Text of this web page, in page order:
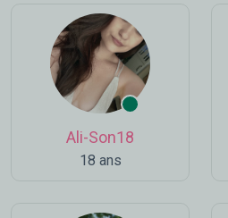
Ali-Son18
18 ans